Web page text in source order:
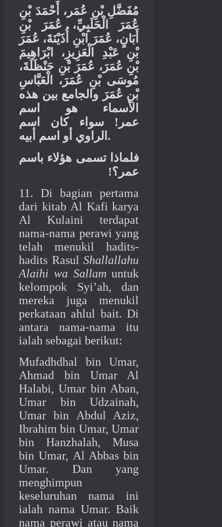
مُفَضَّلِ بْنِ عُمَر، أَحْمَدَ بْنِ
عُمَرَ الْحَلَبِيِّ، عُمَرَ بْنِ
أَبَانٍ، عُمَرَ ابْنِ أُذَيْنَةَ، عُمَرَ
بْنِ عَبْدِ الْعَزِيزِ، ابْرَاهِيمَ
بْنِ عُمَرَ، عُمَرَ بْنِ حَنْظَلَةَ،
مُوسَى بْنِ عُمَرَ، الْعَبَّاسِ
بْنِ عُمَرَ والجامع بين هذه
الأسماء هو اسم
عمر ! سواء كان اسم
الراوي أو اسم أبيه .
فلماذا تسمى هؤلاء باسم
عمر؟!
11. Di bagian pertama
dari kitab Al Kafi karya
Al Kulaini terdapat
nama-nama perawi yang
telah menukil hadits-
hadits RasulShallallahu
Alaihi wa Sallamuntuk
kelompok Syi’ah, dan
mereka juga menukil
perkataan ahlul bait. Di
antara nama-nama itu
ialah sebagai berikut:
Mufadhdhal bin Umar,
Ahmad bin Umar Al
Halabi, Umar bin Aban,
Umar bin Udzainah,
Umar bin Abdul Aziz,
Ibrahim bin Umar, Umar
bin Hanzhalah, Musa
bin Umar, Al Abbas bin
Umar. Dan yang
menghimpun
keseluruhan nama ini
ialah nama Umar. Baik
nama perawi atau nama